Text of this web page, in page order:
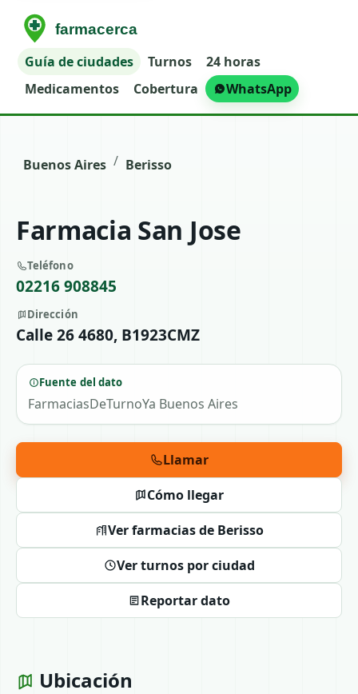
Guía de ciudades Turnos
24 horas
Medicamentos
Cobertura WhatsApp
Buenos Aires / Berisso
Farmacia San Jose
Teléfono
02216 908845
Dirección
Calle 26 4680, B1923CMZ
Fuente del dato
FarmaciasDeTurnoYa Buenos Aires
Llamar
Cómo llegar
Ver farmacias de Berisso
Ver turnos por ciudad
Reportar dato
Ubicación